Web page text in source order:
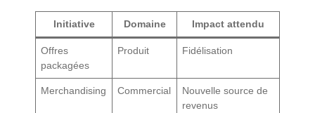
Initiative Domaine Impact attendu
Offres
packagées
Produit Fidélisation
Merchandising Commercial
Nouvelle source de
revenus